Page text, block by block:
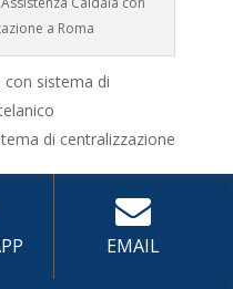
a Roma
con sistema di
di centralizzazione
sistema di
di centralizzazione
EMAIL